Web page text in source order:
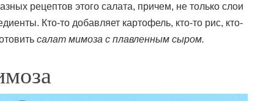
рецептов этого салата, причем, не только слои
Кто-то добавляет картофель, кто-то рис, кто-
салат мимоза с плавленным сыром.